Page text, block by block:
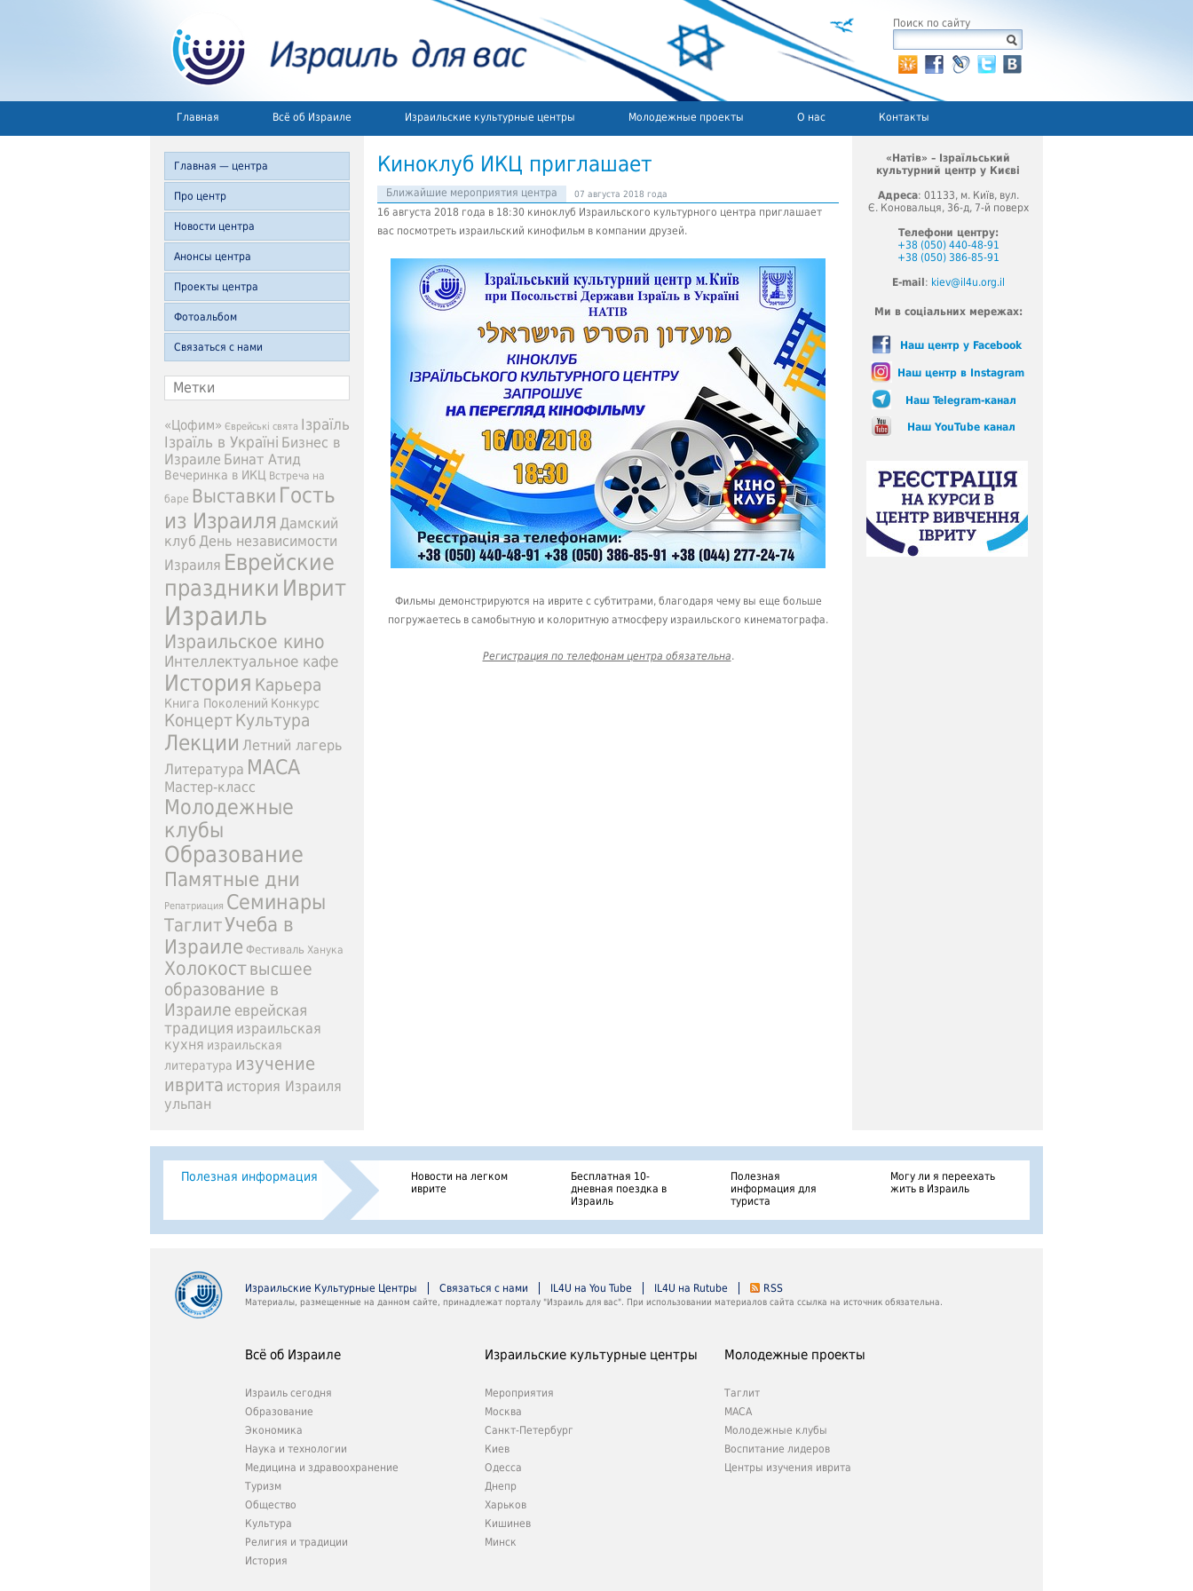
Поиск по сайту
Главная Всё об Израиле Израильские культурные центры Молодежные проекты О нас Контакты
Главная — центра
Про центр
Новости центра
Анонсы центра
Проекты центра
Фотоальбом
Связаться с нами
Метки
«Цофим» Єврейські свята Ізраїль
Ізраїль в Україні Бизнес в
Израиле Бинат Атид
Вечеринка в ИКЦ Встреча на
баре Выставки Гость
из Израиля Дамский
клуб День независимости
Израиля Еврейские
праздники Иврит
Израиль
Израильское кино
Интеллектуальное кафе
История Карьера
Книга Поколений Конкурс
КонцертКультура
Лекции Летний лагерь
Литература МАСА
Мастер-класс
Молодежные
клубы
Образование
Памятные дни
Репатриация Семинары
ТаглитУчеба в
Израиле Фестиваль Ханука
Холокоствысшее
образование в
Израиле еврейская
традиция израильская
кухня израильская
литература изучение
иврита история Израиля
ульпан
Киноклуб ИКЦ приглашает
Ближайшие мероприятия центра 07 августа 2018 года
16 августа 2018 года в 18:30 киноклуб Израильского культурного центра приглашает
вас посмотреть израильский кинофильм в компании друзей.
Фильмы демонстрируются на иврите с субтитрами, благодаря чему вы еще больше
погружаетесь в самобытную и колоритную атмосферу израильского кинематографа.
Регистрация по телефонам центра обязательна.
«Натів» – Ізраїльський
культурний центр у Києві
Адреса: 01133, м. Київ, вул.
Є. Коновальця, 36-д, 7-й поверх
Телефони центру:
+38 (050) 440-48-91
+38 (050) 386-85-91
E-mail : kiev@il4u.org.il
Ми в соціальних мережах:
Наш центр у Facebook
Наш центр в Instagram
Наш Telegram-канал
Наш YouTube канал
Полезная информация
Новости на легком
иврите
Бесплатная 10-
дневная поездка в
Израиль
Полезная
информация для
туриста
Могу ли я переехать
жить в Израиль
Израильские Культурные Центры Связаться с нами IL4U на You Tube IL4U на Rutube RSS
Материалы, размещенные на данном сайте, принадлежат порталу "Израиль для вас". При использовании материалов сайта ссылка на источник обязательна.
Всё об Израиле
Израиль сегодня
Образование
Экономика
Наука и технологии
Медицина и здравоохранение
Туризм
Общество
Культура
Религия и традиции
История
Израильские культурные центры
Мероприятия
Москва
Санкт-Петербург
Киев
Одесса
Днепр
Харьков
Кишинев
Минск
Молодежные проекты
Таглит
МАСА
Молодежные клубы
Воспитание лидеров
Центры изучения иврита